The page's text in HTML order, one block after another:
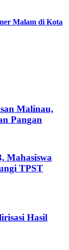
Malam di Kota
Malinau,
Pangan
Mahasiswa
TPST
Hasil